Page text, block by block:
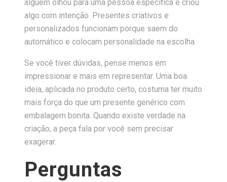
alguém olhou para uma pessoa específica e criou
algo com intenção. Presentes criativos e
personalizados funcionam porque saem do
automático e colocam personalidade na escolha.
Se você tiver dúvidas, pense menos em
impressionar e mais em representar. Uma boa
ideia, aplicada no produto certo, costuma ter muito
mais força do que um presente genérico com
embalagem bonita. Quando existe verdade na
criação, a peça fala por você sem precisar
exagerar.
Perguntas